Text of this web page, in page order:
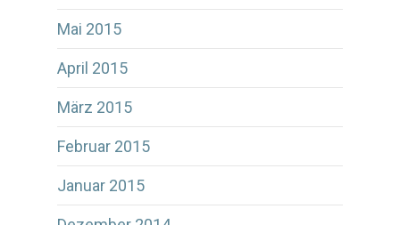
Mai 2015
April 2015
März 2015
Februar 2015
Januar 2015